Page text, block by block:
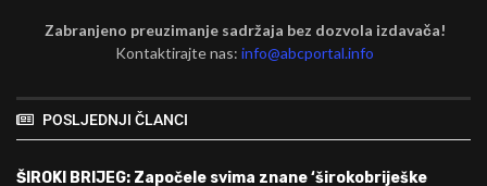
Zabranjeno preuzimanje sadržaja bez dozvola izdavača!
Kontaktirajte nas:info@abcportal.info
POSLJEDNJI ČLANCI
ŠIROKI BRIJEG: Započele svima znane ‘širokobriješke